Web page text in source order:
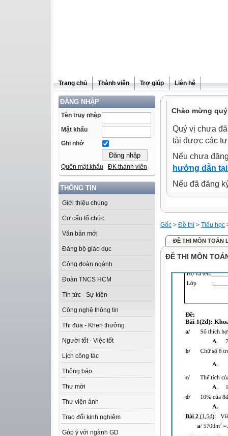
Trang chủ Thành viên Trợ giúp Liên hệ
ĐĂNG NHẬP
Tên truy nhập
Mật khẩu
Ghi nhớ
Quên mật khẩu ĐK thành viên
THÔNG TIN
Giới thiệu chung
Cơ cấu tổ chức
Văn bản mới
Đảng bộ giáo dục
Công đoàn ngành
Đoàn TNCS HCM
Tin tức - Sự kiện
Công nghệ thông tin
Thi đua - Khen thưởng
Người tốt - Việc tốt
Lịch công tác
Thông báo
Thư mời
Thư viện ảnh
Trao đổi kinh nghiệm
Góp ý với ngành GD
Chào mừng
Quý vị chưa
tải được các
Nếu chưa
hướng dẫn
Nếu đã đăng
Gốc > Đề thi > Tiểu học
ĐỀ THI MÔN TOÁN
ĐỀ THI MÔN